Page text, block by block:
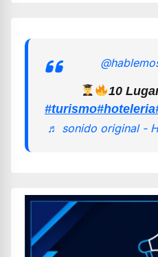
10
#turismo#hoteleria
♬ sonido original -